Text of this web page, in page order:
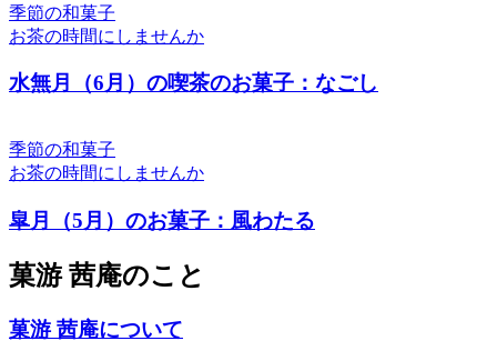
季節の和菓子
お茶の時間にしませんか
水無月（6月）の喫茶のお菓子：なごし
季節の和菓子
お茶の時間にしませんか
皐月（5月）のお菓子：風わたる
菓游 茜庵のこと
菓游 茜庵について